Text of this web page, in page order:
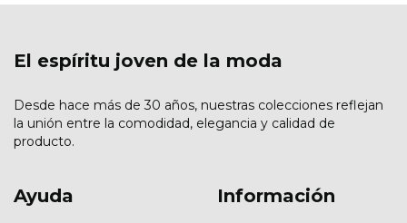
El espíritu joven de la moda
Desde hace más de 30 años, nuestras colecciones reflejan
la unión entre la comodidad, elegancia y calidad de
producto.
Ayuda Información